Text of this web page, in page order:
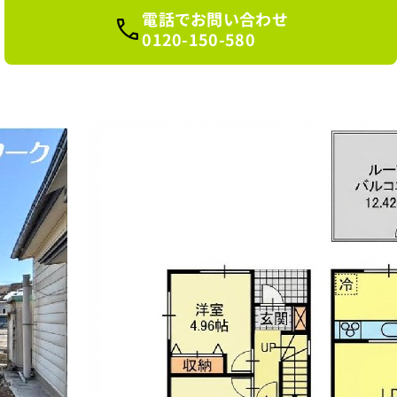
電話でお問い合わせ
0120-150-580